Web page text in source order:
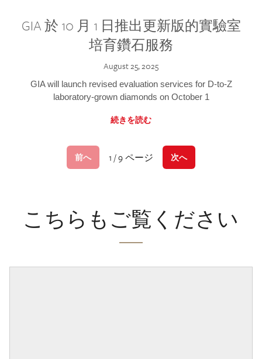
GIA 於 10 月 1 日推出更新版的實驗室
培育鑽石服務
August 25, 2025
GIA will launch revised evaluation services for D-to-Z
laboratory-grown diamonds on October 1
続きを読む
前へ 1 / 9 ページ 次へ
こちらもご覧ください